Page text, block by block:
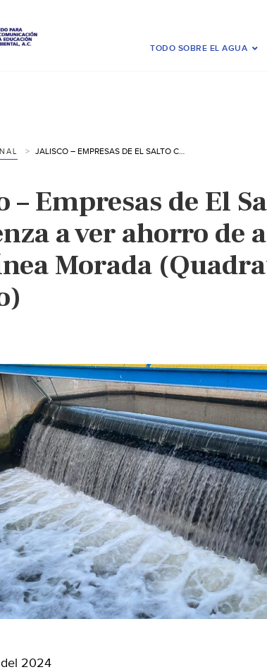
TODO SOBRE EL AGUA
JALISCO – EMPRESAS DE EL SALTO COMIENZA A VER AHORRO DE AGUA CON LÍNEA MORADA (QUADRATIN JALISCO)
– Empresas de El
a ver ahorro de
Morada
2024